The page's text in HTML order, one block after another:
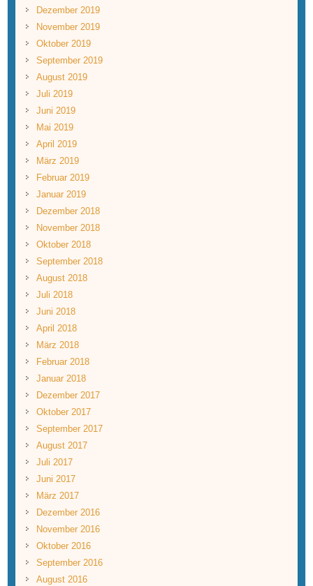
Dezember 2019
November 2019
Oktober 2019
September 2019
August 2019
Juli 2019
Juni 2019
Mai 2019
April 2019
März 2019
Februar 2019
Januar 2019
Dezember 2018
November 2018
Oktober 2018
September 2018
August 2018
Juli 2018
Juni 2018
April 2018
März 2018
Februar 2018
Januar 2018
Dezember 2017
Oktober 2017
September 2017
August 2017
Juli 2017
Juni 2017
März 2017
Dezember 2016
November 2016
Oktober 2016
September 2016
August 2016